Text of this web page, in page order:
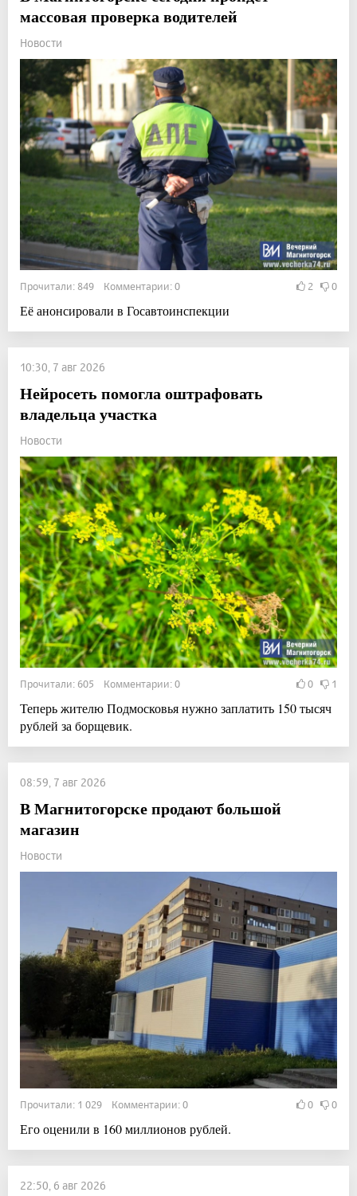
массовая проверка водителей
Новости
Прочитали: 849 Комментарии: 0 2 0
Её анонсировали в Госавтоинспекции
10:30, 7 авг 2026
Нейросеть помогла оштрафовать
владельца участка
Новости
Прочитали: 605 Комментарии: 0 0 1
Теперь жителю Подмосковья нужно заплатить 150 тысяч
рублей за борщевик.
08:59, 7 авг 2026
В Магнитогорске продают большой
магазин
Новости
Прочитали: 1 029 Комментарии: 0 0 0
Его оценили в 160 миллионов рублей.
22:50, 6 авг 2026